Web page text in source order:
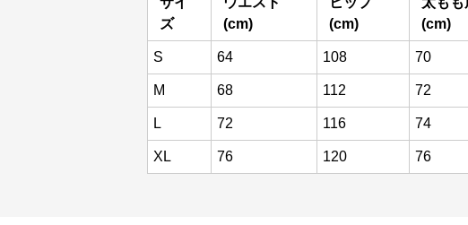
ズ
(cm)
(cm)
(cm)
S 64 108 70
M 68 112 72
L 72 116 74
XL 76 120 76